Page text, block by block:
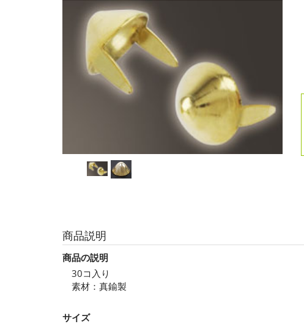
商品説明
商品の説明
30コ入り
素材：真鍮製
サイズ